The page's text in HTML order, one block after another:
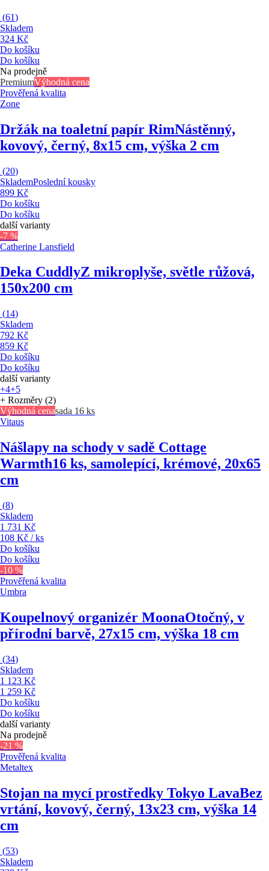
(61)
Skladem
324 Kč
Do košíku
Do košíku
Na prodejně
PremiumVýhodná cena
Prověřená kvalita
Zone
Držák na toaletní papír RimNástěnný,
kovový, černý, 8x15 cm, výška 2 cm
(20)
SklademPoslední kousky
899 Kč
Do košíku
Do košíku
další varianty
-7 %
Catherine Lansfield
Deka CuddlyZ mikroplyše, světle růžová,
150x200 cm
(14)
Skladem
792 Kč
859 Kč
Do košíku
Do košíku
další varianty
+4+5
+ Rozměry (2)
Výhodná cenasada 16 ks
Vitaus
Nášlapy na schody v sadě Cottage
Warmth16 ks, samolepící, krémové, 20x65
cm
(8)
Skladem
1 731 Kč
108 Kč / ks
Do košíku
Do košíku
-10 %
Prověřená kvalita
Umbra
Koupelnový organizér MoonaOtočný, v
přírodní barvě, 27x15 cm, výška 18 cm
(34)
Skladem
1 123 Kč
1 259 Kč
Do košíku
Do košíku
další varianty
Na prodejně
-21 %
Prověřená kvalita
Metaltex
Stojan na mycí prostředky Tokyo LavaBez
vrtání, kovový, černý, 13x23 cm, výška 14
cm
(53)
Skladem